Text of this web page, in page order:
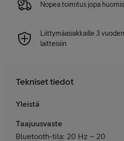
Nopea toimitus jopa
Liittymäasiakkaille 3
laitteisiin
Tekniset tiedot
Yleistä
Taajuusvaste
Bluetooth-tila: 20 Hz ~ 20